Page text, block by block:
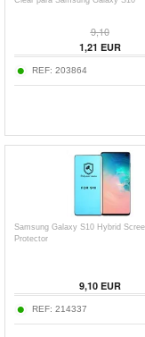
9,10
1,21 EUR
REF: 203864
Samsung Galaxy S10 Hybrid
Protector
9,10EUR
REF: 214337